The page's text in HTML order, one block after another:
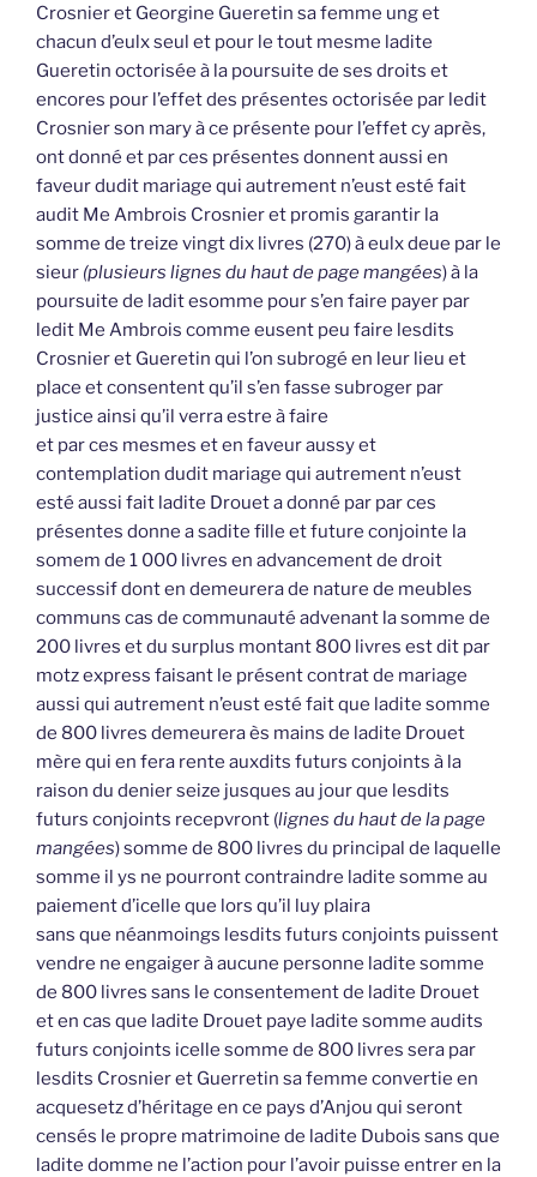
Crosnier et Georgine Gueretin sa femme ung et
chacun d’eulx seul et pour le tout mesme ladite
Gueretin octorisée à la poursuite de ses droits et
encores pour l’effet des présentes octorisée par ledit
Crosnier son mary à ce présente pour l’effet cy après,
ont donné et par ces présentes donnent aussi en
faveur dudit mariage qui autrement n’eust esté fait
audit Me Ambrois Crosnier et promis garantir la
somme de treize vingt dix livres (270) à eulx deue par le
sieur (plusieurs lignes du haut de page mangées) à la
poursuite de ladit esomme pour s’en faire payer par
ledit Me Ambrois comme eusent peu faire lesdits
Crosnier et Gueretin qui l’on subrogé en leur lieu et
place et consentent qu’il s’en fasse subroger par
justice ainsi qu’il verra estre à faire
et par ces mesmes et en faveur aussy et
contemplation dudit mariage qui autrement n’eust
esté aussi fait ladite Drouet a donné par par ces
présentes donne a sadite fille et future conjointe la
somem de 1 000 livres en advancement de droit
successif dont en demeurera de nature de meubles
communs cas de communauté advenant la somme de
200 livres et du surplus montant 800 livres est dit par
motz express faisant le présent contrat de mariage
aussi qui autrement n’eust esté fait que ladite somme
de 800 livres demeurera ès mains de ladite Drouet
mère qui en fera rente auxdits futurs conjoints à la
raison du denier seize jusques au jour que lesdits
futurs conjoints recepvront (lignes du haut de la page
mangées) somme de 800 livres du principal de laquelle
somme il ys ne pourront contraindre ladite somme au
paiement d’icelle que lors qu’il luy plaira
sans que néanmoings lesdits futurs conjoints puissent
vendre ne engaiger à aucune personne ladite somme
de 800 livres sans le consentement de ladite Drouet
et en cas que ladite Drouet paye ladite somme audits
futurs conjoints icelle somme de 800 livres sera par
lesdits Crosnier et Guerretin sa femme convertie en
acquesetz d’héritage en ce pays d’Anjou qui seront
censés le propre matrimoine de ladite Dubois sans que
ladite domme ne l’action pour l’avoir puisse entrer en la